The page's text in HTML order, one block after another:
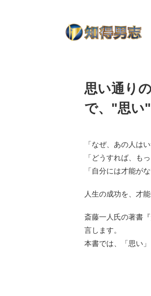
思い通り
で、"思い
「なぜ、あの人は
「どうすれば、も
「自分には才能が
人生の成功を、才
斎藤一人氏の著書
言します。
本書では、「思い